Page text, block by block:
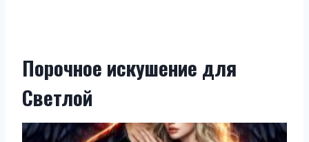
Порочное искушение для
Светлой